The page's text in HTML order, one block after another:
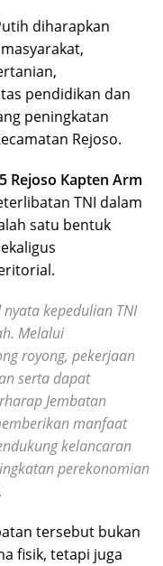
diharapkan
pendidikan dan
peningkatan
Rejoso.
Rejoso Kapten Arm
TNI dalam
satu bentuk
kepedulian TNI
Melalui
royong, pekerjaan
serta dapat
Jembatan
manfaat
kelancaran
perekonomian
tersebut bukan
fisik, tetapi juga